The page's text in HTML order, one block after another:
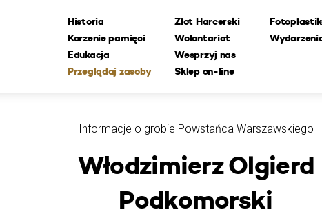
Historia
Korzenie pamięci
Edukacja
Przeglądaj zasoby
Zlot Harcerski
Wolontariat
Wesprzyj nas
Sklep on-line
Informacje o grobie Powstańca Warszawskiego
Włodzimierz Olgierd
Podkomorski